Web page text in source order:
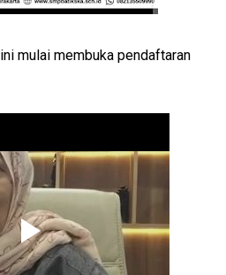
mulai membuka pendaftaran